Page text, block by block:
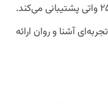
باتری ۴۰۰۰ میلی‌آمپرساعتی از شارژ سریع ۲۵ واتی پشتیبانی می‌کند.
سیستم‌عامل اندروید ۱۶ با رابط One UI 8 تجربه‌ای آشنا و روان ارائه